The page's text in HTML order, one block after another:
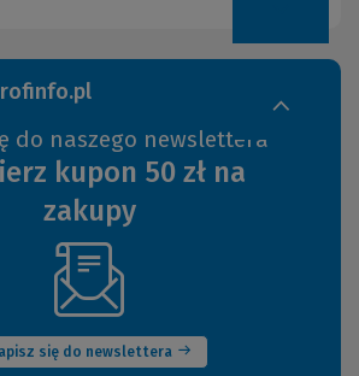
do naszego newslettera
kupon 50 zł na
zakupy
się do newslettera
(Nowe
okno)